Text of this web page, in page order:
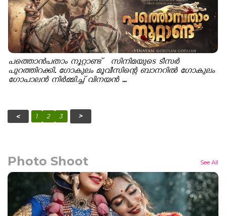
പത്തൊൻപതാം നൂറ്റാണ്ട് സിനിമയുടെ ടീസർ
പുറത്തിറക്കി. ഗോകുലം മൂവീസിന്റെ ബാനറില്‍ ഗോകുലം
ഗോപാലന്‍ നിര്‍മ്മിച്ച് വിനയന്‍ ...
Photo Shoot See All